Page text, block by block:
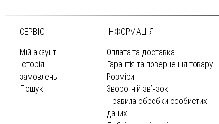
СЕРВІС
Мій акаунт
Історія
замовлень
Пошук
ІНФОРМАЦІЯ
Оплата та доставка
Гарантія та повернення товару
Розміри
Зворотній зв’язок
Правила обробки особистих
даних